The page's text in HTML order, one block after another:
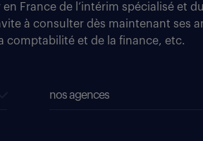
France de l’intérim spécialisé et
à consulter dès maintenant ses
comptabilité et de la finance, etc.
nos agences